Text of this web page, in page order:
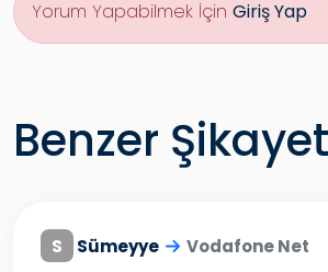
Yorum Yapabilmek İçin Giriş Yap
Benzer
S Sümeyye Vodafone Net